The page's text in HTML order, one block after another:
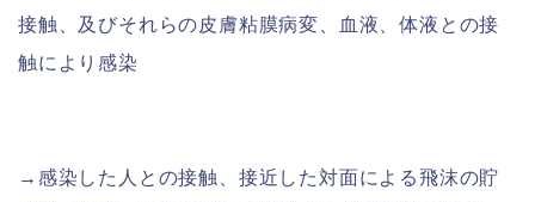
接触、及びそれらの皮膚粘膜病変、血液、体液との接
触により感染
→感染した人との接触、接近した対面による飛沫の貯